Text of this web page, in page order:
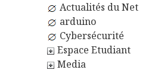
Actualités du Net
arduino
Cybersécurité
Espace Etudiant
Media